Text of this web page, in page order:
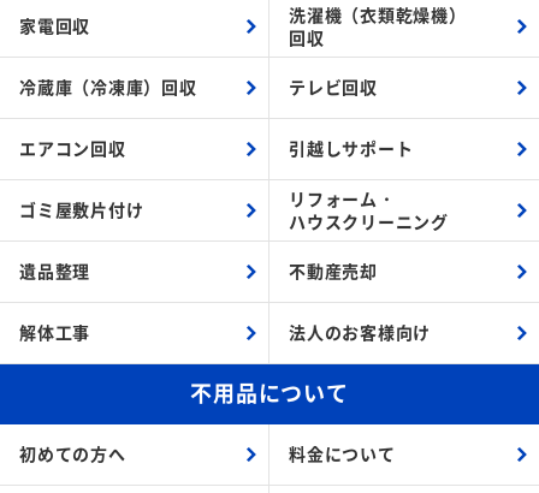
家電回収
洗濯機（衣類乾燥機）
回収
冷蔵庫（冷凍庫）回収 テレビ回収
エアコン回収 引越しサポート
ゴミ屋敷片付け
リフォーム・
ハウスクリーニング
遺品整理 不動産売却
解体工事 法人のお客様向け
不用品について
初めての方へ 料金について